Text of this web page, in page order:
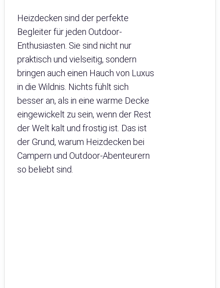
Heizdecken sind der perfekte
Begleiter für jeden Outdoor-
Enthusiasten. Sie sind nicht nur
praktisch und vielseitig, sondern
bringen auch einen Hauch von Luxus
in die Wildnis. Nichts fühlt sich
besser an, als in eine warme Decke
eingewickelt zu sein, wenn der Rest
der Welt kalt und frostig ist. Das ist
der Grund, warum Heizdecken bei
Campern und Outdoor-Abenteurern
so beliebt sind.